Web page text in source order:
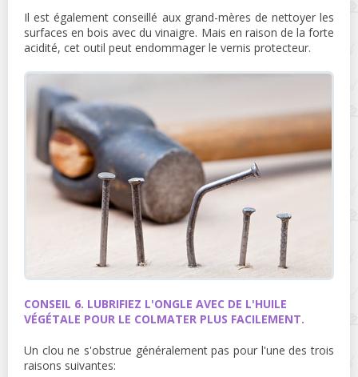
Il est également conseillé aux grand-mères de nettoyer les
surfaces en bois avec du vinaigre. Mais en raison de la forte
acidité, cet outil peut endommager le vernis protecteur.
CONSEIL 6. LUBRIFIEZ L'ONGLE AVEC DE L'HUILE
VÉGÉTALE POUR LE COLMATER PLUS FACILEMENT.
Un clou ne s'obstrue généralement pas pour l'une des trois
raisons suivantes: